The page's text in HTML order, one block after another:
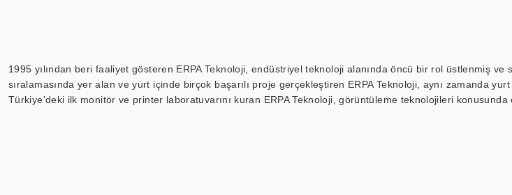
1995 yılından beri faaliyet gösteren ERPA Teknoloji, endüstriyel teknoloji alanında öncü bir rol üstlenmiş
sıralamasında yer alan ve yurt içinde birçok başarılı proje gerçekleştiren ERPA Teknoloji, aynı zamanda
Türkiye'deki ilk monitör ve printer laboratuvarını kuran ERPA Teknoloji, görüntüleme teknolojileri